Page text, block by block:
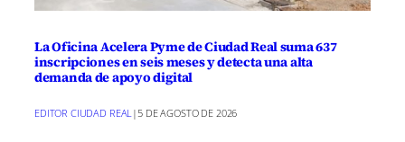
La Oficina Acelera Pyme de Ciudad Real suma 637
inscripciones en seis meses y detecta una alta
demanda de apoyo digital
EDITOR CIUDAD REAL | 5 DE AGOSTO DE 2026